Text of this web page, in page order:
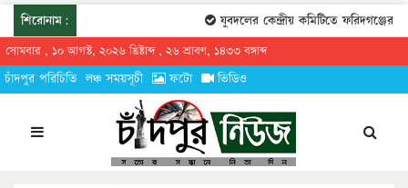
শিরোনাম: যুবদলের কেন্দ্রীয় কমিটিতে ফরিদগঞ্জের
সোমবার , ১০ আগস্ট, ২০২৬ খ্রিষ্টাব্দ , ২৬ শ্রাবণ, ১৪৩৩ বঙ্গাব্দ
চাঁদপুর পরিচিতি লঞ্চ সময়সূচী ফটো ভিডিও